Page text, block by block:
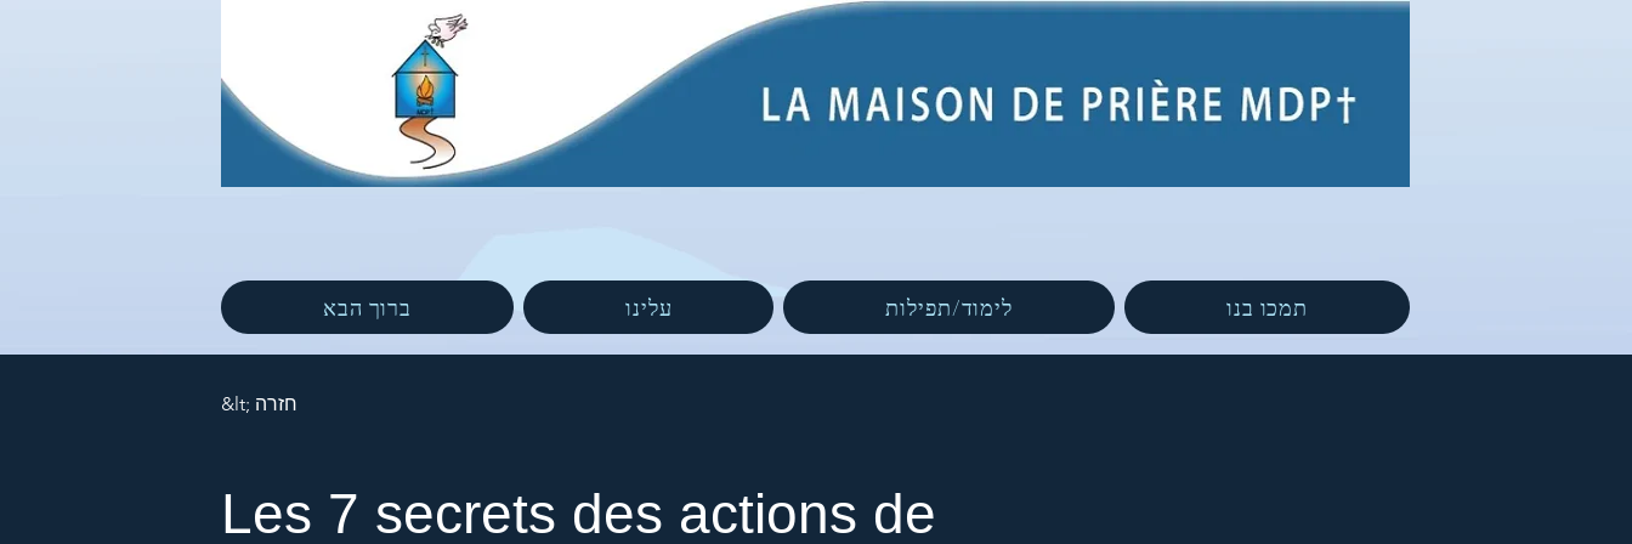
ברוך הבא עלינו לימוד/תפילות תמכו בנו
&lt; חזרה
Les 7 secrets des actions de